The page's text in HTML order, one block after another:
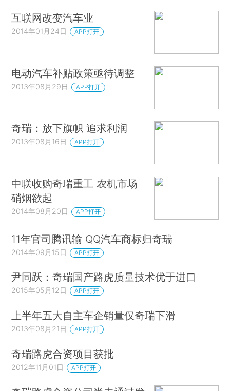
互联网改变汽车业
2014年01月24日 APP打开
电动汽车补贴政策亟待调整
2013年08月29日 APP打开
奇瑞：放下旗帜 追求利润
2013年08月16日 APP打开
中联收购奇瑞重工 农机市场
硝烟欲起
2014年08月20日 APP打开
11年官司腾讯输 QQ汽车商标归奇瑞
2014年09月15日 APP打开
尹同跃：奇瑞国产路虎质量技术优于进口
2015年05月12日 APP打开
上半年五大自主车企销量仅奇瑞下滑
2013年08月21日 APP打开
奇瑞路虎合资项目获批
2012年11月01日 APP打开